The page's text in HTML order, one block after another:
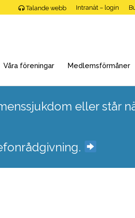
Talande webb Intranät – login
Våra föreningar Medlemsförmåner
eller står